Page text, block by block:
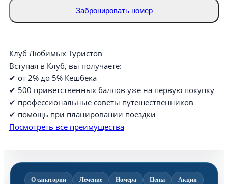
Забронировать номер
Клуб Любимых Туристов
Вступая в Клуб, вы получаете:
✔ от 2% до 5% Кешбека
✔ 500 приветственных баллов уже на первую покупку
✔ профессиональные советы путешественников
✔ помощь при планировании поездки
Посмотреть все преимущества
О санатории Лечение Номера Цены Акции